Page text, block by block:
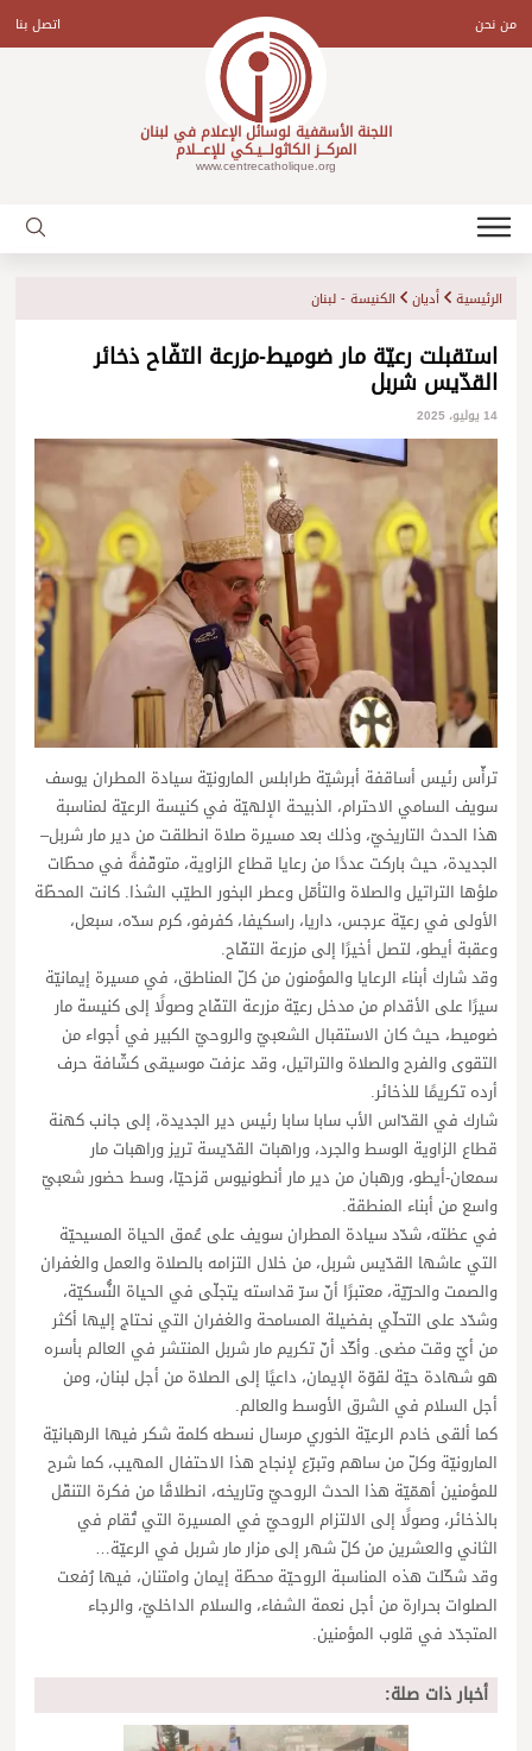
contentمن نحن اتصل بنا
اللجنة الأسقفية لوسائل الإعلام في لبنان
المركـــز الكاثولـــيـكي للإعـــلام
www.centrecatholique.org
الرئيسية أديان الكنيسة - لبنان
استقبلت رعيّة مار ضوميط-مزرعة التفّاح ذخائر
القدّيس شربل
14 يوليو، 2025
ترأّس رئيس أساقفة أبرشيّة طرابلس المارونيّة سيادة المطران يوسف
سويف السامي الاحترام، الذبيحة الإلهيّة في كنيسة الرعيّة لمناسبة
هذا الحدث التاريخيّ، وذلك بعد مسيرة صلاة انطلقت من دير مار شربل–
الجديدة، حيث باركت عددًا من رعايا قطاع الزاوية، متوقّفةً في محطّات
ملؤها التراتيل والصلاة والتأمّل وعطر البخور الطيّب الشذا. كانت المحطّة
الأولى في رعيّة عرجس، داريا، راسكيفا، كفرفو، كرم سدّه، سبعل،
وعقبة أيطو، لتصل أخيرًا إلى مزرعة التفّاح.
وقد شارك أبناء الرعايا والمؤمنون من كلّ المناطق، في مسيرة إيمانيّة
سيرًا على الأقدام من مدخل رعيّة مزرعة التفّاح وصولًا إلى كنيسة مار
ضوميط، حيث كان الاستقبال الشعبيّ والروحيّ الكبير في أجواء من
التقوى والفرح والصلاة والتراتيل، وقد عزفت موسيقى كشّافة حرف
أرده تكريمًا للذخائر.
شارك في القدّاس الأب سابا سابا رئيس دير الجديدة، إلى جانب كهنة
قطاع الزاوية الوسط والجرد، وراهبات القدّيسة تريز وراهبات مار
سمعان-أيطو، ورهبان من دير مار أنطونيوس قزحيّا، وسط حضور شعبيّ
واسع من أبناء المنطقة.
في عظته، شدّد سيادة المطران سويف على عُمق الحياة المسيحيّة
التي عاشها القدّيس شربل، من خلال التزامه بالصلاة والعمل والغفران
والصمت والحرّيّة، معتبرًا أنّ سرّ قداسته يتجلّى في الحياة النُّسكيّة،
وشدّد على التحلّي بفضيلة المسامحة والغفران التي نحتاج إليها أكثر
من أيّ وقت مضى. وأكّد أنّ تكريم مار شربل المنتشر في العالم بأسره
هو شهادة حيّة لقوّة الإيمان، داعيًا إلى الصلاة من أجل لبنان، ومن
أجل السلام في الشرق الأوسط والعالم.
كما ألقى خادم الرعيّة الخوري مرسال نسطه كلمة شكر فيها الرهبانيّة
المارونيّة وكلّ من ساهم وتبرّع لإنجاح هذا الاحتفال المهيب، كما شرح
للمؤمنين أهمّيّة هذا الحدث الروحيّ وتاريخه، انطلاقًا من فكرة التنقّل
بالذخائر، وصولًا إلى الالتزام الروحيّ في المسيرة التي تُقام في
الثاني والعشرين من كلّ شهر إلى مزار مار شربل في الرعيّة…
وقد شكّلت هذه المناسبة الروحيّة محطّة إيمان وامتنان، فيها رُفعت
الصلوات بحرارة من أجل نعمة الشفاء، والسلام الداخليّ، والرجاء
المتجدّد في قلوب المؤمنين.
أخبار ذات صلة: